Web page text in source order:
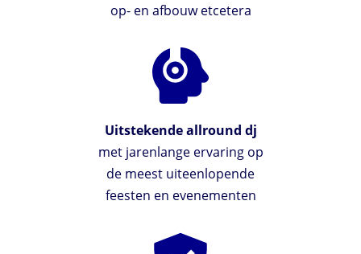
op- en afbouw etcetera
Uitstekende allround dj
met jarenlange ervaring op
de meest uiteenlopende
feesten en evenementen